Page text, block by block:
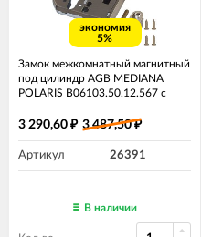
экономия
5%
Замок межкомнатный магнитный
под цилиндр AGB MEDIANA
POLARIS B06103.50.12.567 с
античная бронза
3 290,60 ₽ 3 487,50₽
Артикул 26391
В наличии